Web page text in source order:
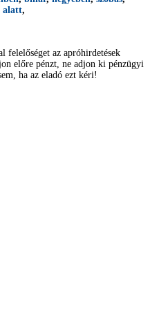
alatt,
felelőséget az apróhirdetések
előre pénzt, ne adjon ki pénzügyi
ha az eladó ezt kéri!